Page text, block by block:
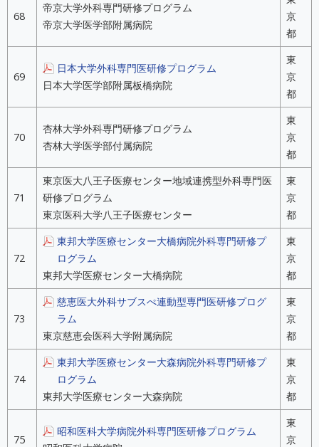
68
帝京大学外科専門研修プログラム
帝京大学医学部附属病院
京
都
69
日本大学外科専門医研修プログラム
日本大学医学部附属板橋病院
東
京
都
70
杏林大学外科専門研修プログラム
杏林大学医学部付属病院
東
京
都
71
東京医大八王子医療センター地域連携型外科専門医
研修プログラム
東京医科大学八王子医療センター
東
京
都
72
東邦大学医療センター大橋病院外科専門研修プ
ログラム
東邦大学医療センター大橋病院
東
京
都
73
慈恵医大外科サブスぺ連動型専門医研修プログ
ラム
東京慈恵会医科大学附属病院
東
京
都
74
東邦大学医療センター大森病院外科専門研修プ
ログラム
東邦大学医療センター大森病院
東
京
都
75
昭和医科大学病院外科専門医研修プログラム
東
京